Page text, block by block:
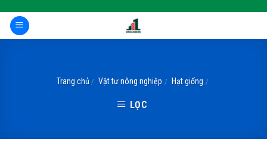
content
Trang chủ / Vật tư nông nghiệp / Hạt giống /
LỌC